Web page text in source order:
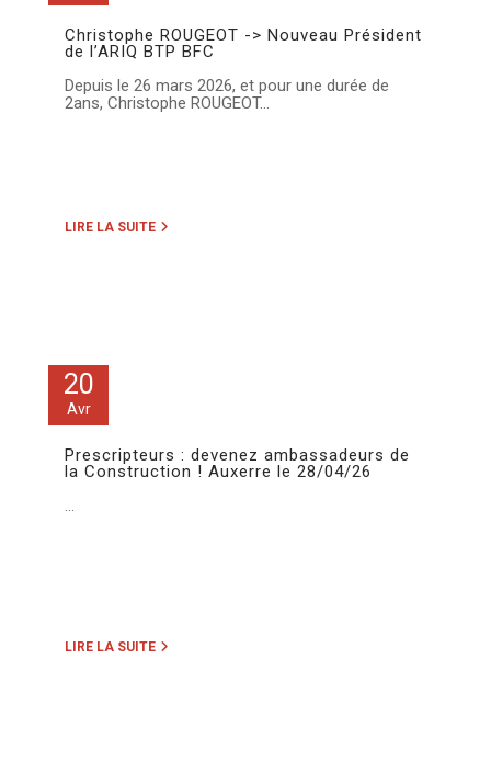
Christophe ROUGEOT -> Nouveau Président
de l’ARIQ BTP BFC
Depuis le 26 mars 2026, et pour une durée de
2ans, Christophe ROUGEOT...
LIRE LA SUITE
20
Avr
Prescripteurs : devenez ambassadeurs de
la Construction ! Auxerre le 28/04/26
...
LIRE LA SUITE